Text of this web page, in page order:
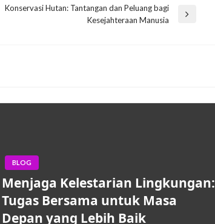
Konservasi Hutan: Tantangan dan Peluang bagi
Kesejahteraan Manusia
BLOG
Menjaga Kelestarian Lingkungan:
Tugas Bersama untuk Masa
Depan yang Lebih Baik